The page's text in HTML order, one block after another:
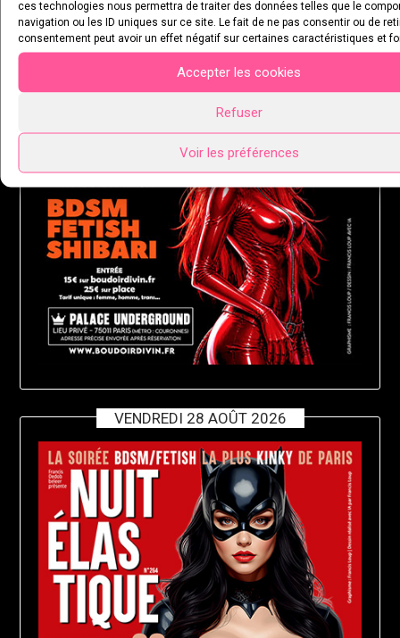
ces technologies nous permettra de traiter des données telles que le
navigation ou les ID uniques sur ce site. Le fait de ne pas consentir ou de
consentement peut avoir un effet négatif sur certaines caractéristiques et
Accepter les cookies
Refuser
Voir les préférences
MARDI 25 AOÛT 2026
VENDREDI 28 AOÛT 2026